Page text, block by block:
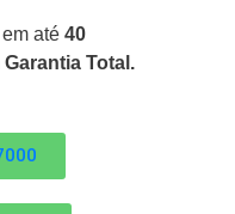
até 40
Garantia Total.